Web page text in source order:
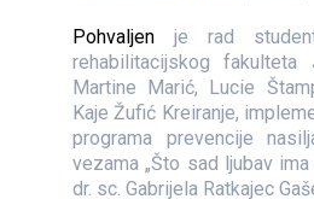
Pohvaljen je rad
rehabilitacijskog fakulteta
Martine Marić, Lucie
Kaje Žufić Kreiranje,
programa prevencije
vezama „Što sad ljubav
dr. sc. Gabrijela Ratkajec